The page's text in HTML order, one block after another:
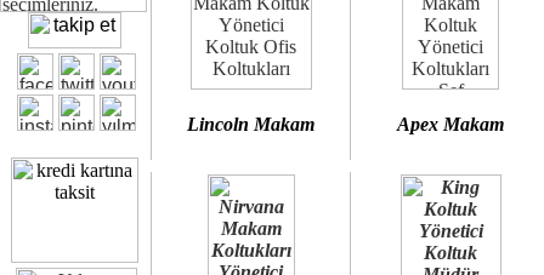
Ofisinizin dekorasyonunda ergonomi ve kaliteye önem
Çünkü sitemizde bulunan seçkin bürosit, goldsit ve modern
Size yakışan ofis koltuk tasarımına gelin birlikte karar verelim.
Kalite ve ergonomiyi arıyanların tercihi...Yılmaz Büro Mobilya
Lincoln Makam Apex Makam